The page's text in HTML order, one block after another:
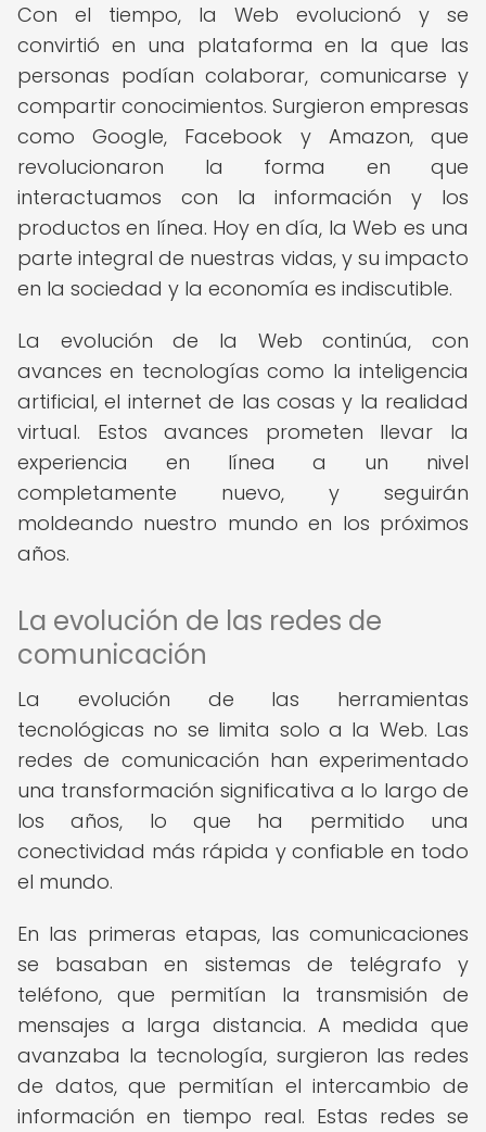
Con el tiempo, la Web evolucionó y se
convirtió en una plataforma en la que las
personas podían colaborar, comunicarse y
compartir conocimientos. Surgieron empresas
como Google, Facebook y Amazon, que
revolucionaron la forma en que
interactuamos con la información y los
productos en línea. Hoy en día, la Web es una
parte integral de nuestras vidas, y su impacto
en la sociedad y la economía es indiscutible.
La evolución de la Web continúa, con
avances en tecnologías como la inteligencia
artificial, el internet de las cosas y la realidad
virtual. Estos avances prometen llevar la
experiencia en línea a un nivel
completamente nuevo, y seguirán
moldeando nuestro mundo en los próximos
años.
La evolución de las redes de
comunicación
La evolución de las herramientas
tecnológicas no se limita solo a la Web. Las
redes de comunicación han experimentado
una transformación significativa a lo largo de
los años, lo que ha permitido una
conectividad más rápida y confiable en todo
el mundo.
En las primeras etapas, las comunicaciones
se basaban en sistemas de telégrafo y
teléfono, que permitían la transmisión de
mensajes a larga distancia. A medida que
avanzaba la tecnología, surgieron las redes
de datos, que permitían el intercambio de
información en tiempo real. Estas redes se